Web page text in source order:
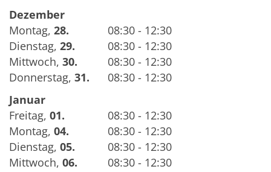
Dezember
Montag, 28.
08:30 - 12:30
Dienstag, 29.
08:30 - 12:30
Mittwoch, 30.
08:30 - 12:30
Donnerstag, 31.
08:30 - 12:30
Januar
Freitag, 01.
08:30 - 12:30
Montag, 04.
08:30 - 12:30
Dienstag, 05.
08:30 - 12:30
Mittwoch, 06.
08:30 - 12:30